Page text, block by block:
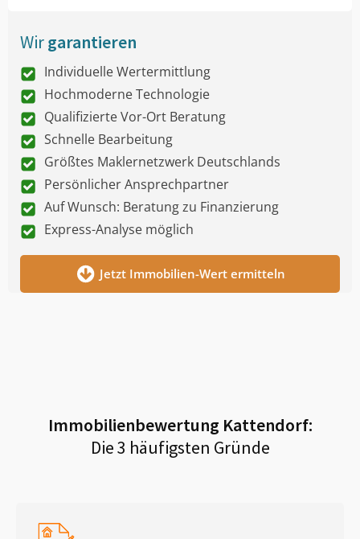
Wirgarantieren
Individuelle Wertermittlung
Hochmoderne Technologie
Qualifizierte Vor-Ort Beratung
Schnelle Bearbeitung
Größtes Maklernetzwerk Deutschlands
Persönlicher Ansprechpartner
Auf Wunsch: Beratung zu Finanzierung
Express-Analyse möglich
Jetzt Immobilien-Wert ermitteln
Immobilienbewertung Kattendorf:
Die 3 häufigsten Gründe